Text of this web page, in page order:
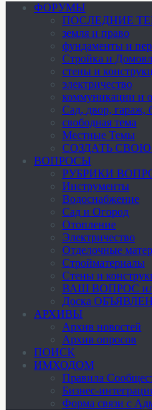
ФОРУМЫ
ПОСЛЕДНИЕ
земля и право
фундаменты и
Стройка и
стены и
электричество
коммуникации и
Cад, двор, гараж,
свободная тема
Местные Темы
СОЗДАТЬ
ВОПРОСЫ
РУБРИКИ
Инструменты
Водоснабжение
Сад и Огород
Отопление
Электричество
Отделочные
Стройматериалы
Стены и
ВАШ ВОПРОС
Доска
АРХИВЫ
Архив новостей
Архив опросов
ПОИСК
ИМХОДОМ
Правила
Бизнес-
Форма связи с